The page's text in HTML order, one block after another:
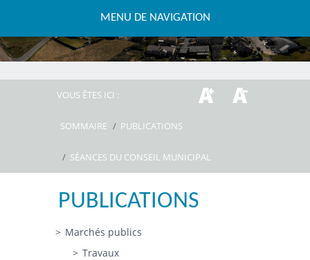
MENU DE NAVIGATION
VOUS ÊTES ICI :
SOMMAIRE / PUBLICATIONS
/ SÉANCES DU CONSEIL MUNICIPAL
PUBLICATIONS
Marchés publics
Travaux